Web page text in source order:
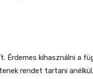
Érdemes kihasználni a
rendet tartani